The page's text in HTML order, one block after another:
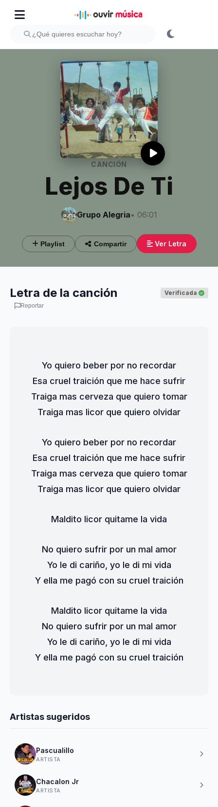
CANCIÓN
Lejos De Ti
Grupo Alegria• 06:01
Playlist Compartir Ver Letra
Letra de la canción Verificada
Reportar
Yo quiero beber por no recordar
Esa cruel traición que me hace sufrir
Traiga mas cerveza que quiero tomar
Traiga mas licor que quiero olvidar
Yo quiero beber por no recordar
Esa cruel traición que me hace sufrir
Traiga mas cerveza que quiero tomar
Traiga mas licor que quiero olvidar
Maldito licor quitame la vida
No quiero sufrir por un mal amor
Yo le di cariño, yo le di mi vida
Y ella me pagó con su cruel traición
Maldito licor quitame la vida
No quiero sufrir por un mal amor
Yo le di cariño, yo le di mi vida
Y ella me pagó con su cruel traición
Artistas sugeridos
Pascualillo
ARTISTA
Chacalon Jr
ARTISTA